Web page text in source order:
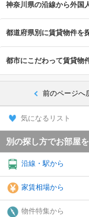
神奈川県の沿線から外国
都道府県別に賃貸物件を
都市にこだわって賃貸物
前のページへ
気になるリスト
別の探し方でお部屋
沿線・駅から
家賃相場から
物件特集から